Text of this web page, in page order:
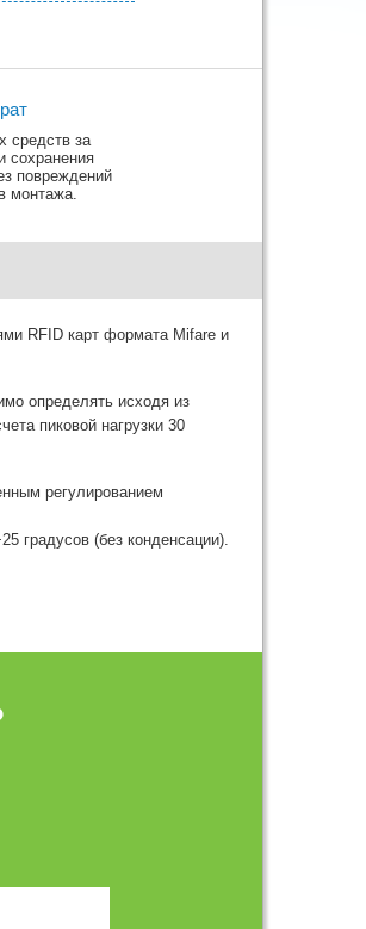
средств за
сохранения
повреждений
монтажа.
RFID карт формата Mifare и
определять исходя из
пиковой нагрузки 30
регулированием
градусов (без конденсации).